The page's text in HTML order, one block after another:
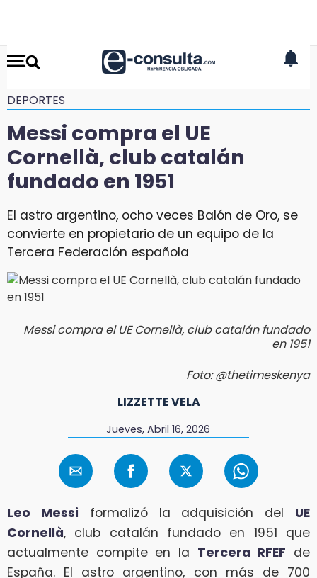
DEPORTES
Messi compra el UE
Cornellà, club catalán
fundado en 1951
El astro argentino, ocho veces Balón de Oro, se
convierte en propietario de un equipo de la
Tercera Federación española
Messi compra el UE Cornellà, club catalán fundado
en 1951
Foto: @thetimeskenya
LIZZETTE VELA
Jueves, Abril 16, 2026
Leo Messi formalizó la adquisición del UE
Cornellà, club catalán fundado en 1951 que
actualmente compite en la Tercera RFEF de
España. El astro argentino, con más de 700